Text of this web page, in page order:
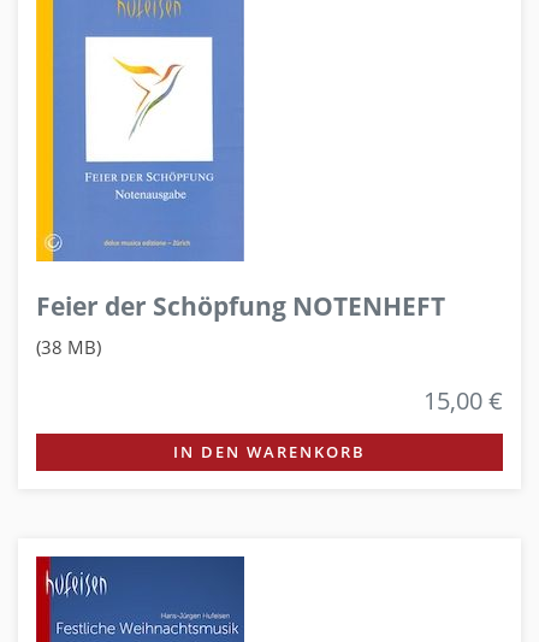
Feier der Schöpfung NOTENHEFT
(38 MB)
15,00 €
IN DEN WARENKORB